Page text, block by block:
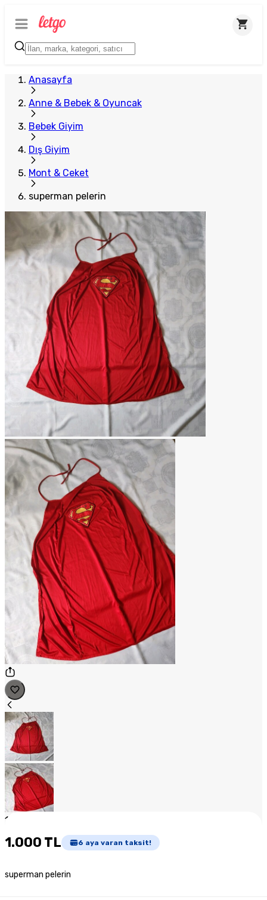
Anasayfa
Anne & Bebek & Oyuncak
Bebek Giyim
Dış Giyim
Mont & Ceket
superman pelerin
1
Plus Satıcı
1.000 TL 6 aya varan taksit!
superman pelerin